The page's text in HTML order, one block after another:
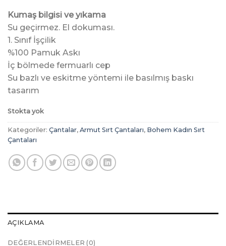
Kumaş bilgisi ve yıkama
Su geçirmez. El dokuması.
1. Sınıf İşçilik
%100 Pamuk Askı
İç bölmede fermuarlı cep
Su bazlı ve eskitme yöntemi ile basılmış baskı
tasarım
Stokta yok
Kategoriler: Çantalar, Armut Sırt Çantaları, Bohem Kadın Sırt
Çantaları
AÇIKLAMA
DEĞERLENDIRMELER (0)